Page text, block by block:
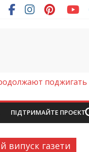
поджигать
ПІДТРИМАЙТЕ ПРОЄКТ
випуск газети